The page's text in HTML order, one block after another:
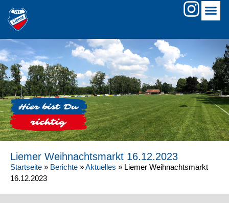
Liemer Weihnachtsmarkt 16.12.2023
Startseite » Berichte »Aktuelles » Liemer Weihnachtsmarkt
16.12.2023